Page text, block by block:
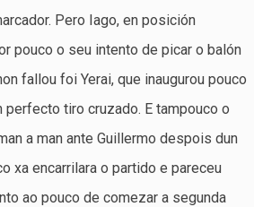
Pero Iago, en posición
pouco o seu intento de picar o balón
fallou foi Yerai, que inaugurou pouco
tiro cruzado. E tampouco o
a man ante Guillermo despois dun
xa encarrilara o partido e pareceu
ao pouco de comezar a segunda